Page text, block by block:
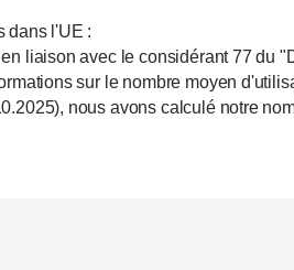
dans l'UE :
liaison avec le considérant 77 du
sur le nombre moyen
nous avons calculé notre